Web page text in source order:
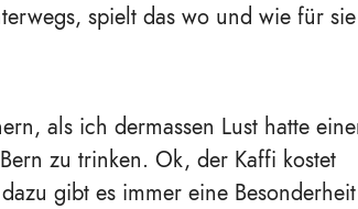
spielt das wo und wie für
als ich dermassen Lust hatte
zu trinken. Ok, der Kaffi kostet
gibt es immer eine